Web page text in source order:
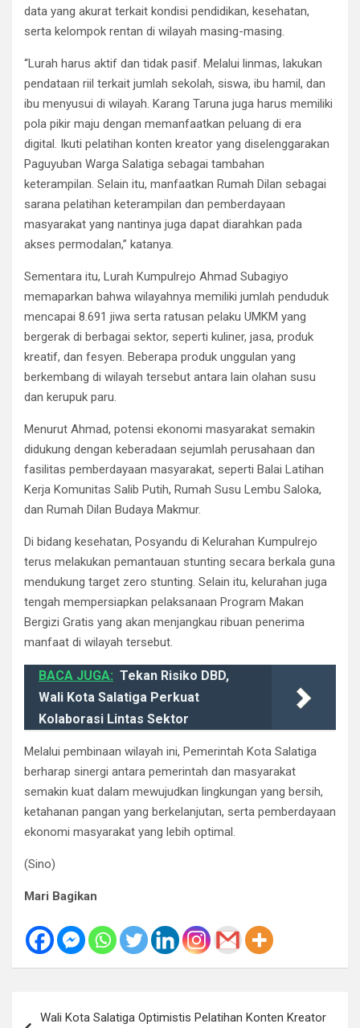
data yang akurat terkait kondisi pendidikan, kesehatan,
serta kelompok rentan di wilayah masing-masing.
“Lurah harus aktif dan tidak pasif. Melalui linmas, lakukan
pendataan riil terkait jumlah sekolah, siswa, ibu hamil, dan
ibu menyusui di wilayah. Karang Taruna juga harus memiliki
pola pikir maju dengan memanfaatkan peluang di era
digital. Ikuti pelatihan konten kreator yang diselenggarakan
Paguyuban Warga Salatiga sebagai tambahan
keterampilan. Selain itu, manfaatkan Rumah Dilan sebagai
sarana pelatihan keterampilan dan pemberdayaan
masyarakat yang nantinya juga dapat diarahkan pada
akses permodalan,” katanya.
Sementara itu, Lurah Kumpulrejo Ahmad Subagiyo
memaparkan bahwa wilayahnya memiliki jumlah penduduk
mencapai 8.691 jiwa serta ratusan pelaku UMKM yang
bergerak di berbagai sektor, seperti kuliner, jasa, produk
kreatif, dan fesyen. Beberapa produk unggulan yang
berkembang di wilayah tersebut antara lain olahan susu
dan kerupuk paru.
Menurut Ahmad, potensi ekonomi masyarakat semakin
didukung dengan keberadaan sejumlah perusahaan dan
fasilitas pemberdayaan masyarakat, seperti Balai Latihan
Kerja Komunitas Salib Putih, Rumah Susu Lembu Saloka,
dan Rumah Dilan Budaya Makmur.
Di bidang kesehatan, Posyandu di Kelurahan Kumpulrejo
terus melakukan pemantauan stunting secara berkala guna
mendukung target zero stunting. Selain itu, kelurahan juga
tengah mempersiapkan pelaksanaan Program Makan
Bergizi Gratis yang akan menjangkau ribuan penerima
manfaat di wilayah tersebut.
BACA JUGA: Tekan Risiko DBD,
Wali Kota Salatiga Perkuat
Kolaborasi Lintas Sektor
Melalui pembinaan wilayah ini, Pemerintah Kota Salatiga
berharap sinergi antara pemerintah dan masyarakat
semakin kuat dalam mewujudkan lingkungan yang bersih,
ketahanan pangan yang berkelanjutan, serta pemberdayaan
ekonomi masyarakat yang lebih optimal.
(Sino)
Mari Bagikan
Wali Kota Salatiga Optimistis Pelatihan Konten Kreator